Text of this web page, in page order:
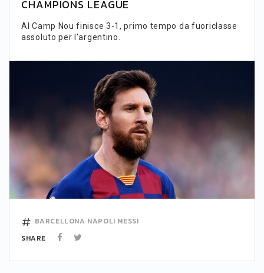
CHAMPIONS LEAGUE
Al Camp Nou finisce 3-1, primo tempo da fuoriclasse
assoluto per l'argentino.
BARCELLONA NAPOLI MESSI
SHARE